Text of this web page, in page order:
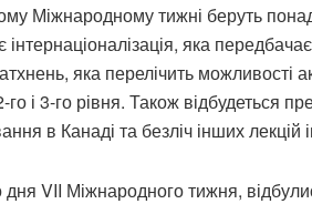
Міжнародному тижні беруть
яка
яка перелічить можливості
го і 3-го рівня. Також відбудеться
в Канаді та безліч інших лекцій
VII Міжнародного тижня,